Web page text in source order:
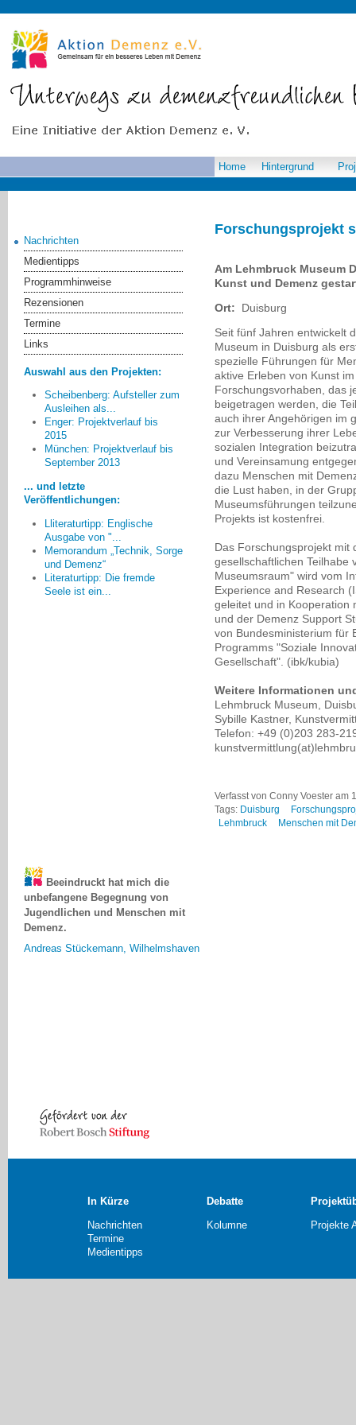
Forschungsprojekt
Am Lehmbruck Museum
Kunst und Demenz
Ort:
Duisburg
Seit fünf Jahren entwickelt
Museum in Duisburg als
spezielle Führungen für
aktive Erleben von Kunst
Forschungsvorhaben, das
beigetragen werden, die
auch ihrer Angehörigen im
zur Verbesserung ihrer
sozialen Integration
und Vereinsamung
dazu Menschen mit
die Lust haben, in der
Museumsführungen
Projekts ist kostenfrei.
Das Forschungsprojekt mit
gesellschaftlichen Teilhabe
Museumsraum" wird vom
Experience and Research
geleitet und in Kooperation
und der Demenz Support
von Bundesministerium für
Programms "Soziale
Gesellschaft". (ibk/kubia)
Weitere Informationen
Lehmbruck Museum,
Sybille Kastner,
Telefon: +49 (0)203 283-
Verfasst von Conny Voester am
Tags: Duisburg
Lehmbruck
Menschen mit
Home Hintergrund
Nachrichten
Medientipps
Programmhinweise
Rezensionen
Termine
Links
Auswahl aus den Projekten:
Scheibenberg: Aufsteller zum
Ausleihen als...
Enger: Projektverlauf bis
2015
München: Projektverlauf bis
September 2013
... und letzte
Veröffentlichungen:
Lliteraturtipp: Englische
Ausgabe von "...
Memorandum „Technik, Sorge
und Demenz“
Literaturtipp: Die fremde
Seele ist ein...
Die Arbeit des "Runden
Tisches" hat dazu geführt, dass
sich die anfängliche Skepsis der
möglichen Kooperationspartner,
welche vermutlich aus der Sorge
um eigene Nachteile bedingt war,
zu einer positiven Unterstützung
aller Teilnehmer gewandelt hat.
Frau Busch, Zwickau
unbefangene Begegnung von
Jugendlichen und Menschen mit
Demenz.
In Kürze
Nachrichten
Termine
Medientipps
Debatte
Kolumne
Projekte